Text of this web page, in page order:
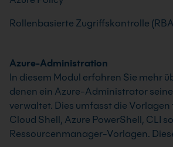
Rollenbasierte Zugriffskontrolle
Azure-Administration
In diesem Modul erfahren Sie mehr
denen ein Azure-Administrator
verwaltet. Dies umfasst die Vorlagen
Cloud Shell, Azure PowerShell, CLI
Ressourcenmanager-Vorlagen.